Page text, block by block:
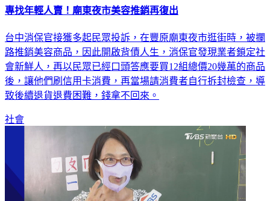
專找年輕人賣！廟東夜市美容推銷再復出
台中消保官接獲多起民眾投訴，在豐原廟東夜市逛街時，被攔
路推銷美容商品，因此開啟背債人生，消保官發現業者鎖定社
會新鮮人，再以民眾已經口頭答應要買12組總價20幾萬的商品
後，讓他們刷信用卡消費，再當場請消費者自行拆封檢查，導
致後續退貨退費困難，錢拿不回來。
社會